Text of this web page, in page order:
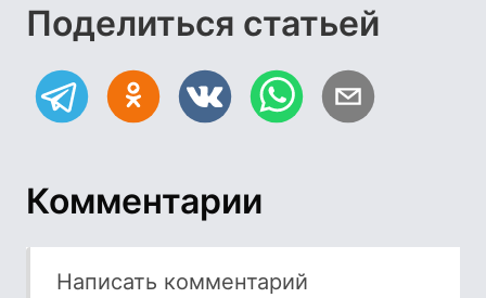
Поделиться статьей
Комментарии
Написать комментарий